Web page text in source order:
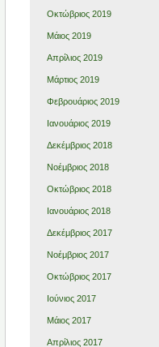
Οκτώβριος 2019
Μάιος 2019
Απρίλιος 2019
Μάρτιος 2019
Φεβρουάριος 2019
Ιανουάριος 2019
Δεκέμβριος 2018
Νοέμβριος 2018
Οκτώβριος 2018
Ιανουάριος 2018
Δεκέμβριος 2017
Νοέμβριος 2017
Οκτώβριος 2017
Ιούνιος 2017
Μάιος 2017
Απρίλιος 2017